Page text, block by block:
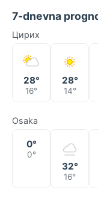
7-dnevna
Цирих
28°
16°
28°
14°
Osaka
0°
0°
32°
16°